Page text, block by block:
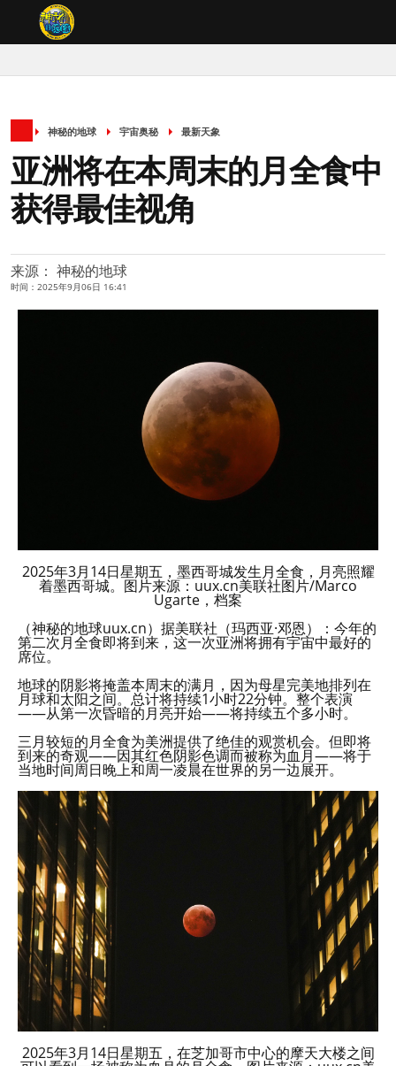
神秘的地球 宇宙奥秘 最新天象
亚洲将在本周末的月全食中
获得最佳视角
来源： 神秘的地球
时间：2025年9月06日 16:41
2025年3月14日星期五，墨西哥城发生月全食，月亮照耀
着墨西哥城。图片来源：uux.cn美联社图片/Marco
Ugarte，档案
（神秘的地球uux.cn）据美联社（玛西亚·邓恩）：今年的
第二次月全食即将到来，这一次亚洲将拥有宇宙中最好的
席位。
地球的阴影将掩盖本周末的满月，因为母星完美地排列在
月球和太阳之间。总计将持续1小时22分钟。整个表演
——从第一次昏暗的月亮开始——将持续五个多小时。
三月较短的月全食为美洲提供了绝佳的观赏机会。但即将
到来的奇观——因其红色阴影色调而被称为血月——将于
当地时间周日晚上和周一凌晨在世界的另一边展开。
2025年3月14日星期五，在芝加哥市中心的摩天大楼之间